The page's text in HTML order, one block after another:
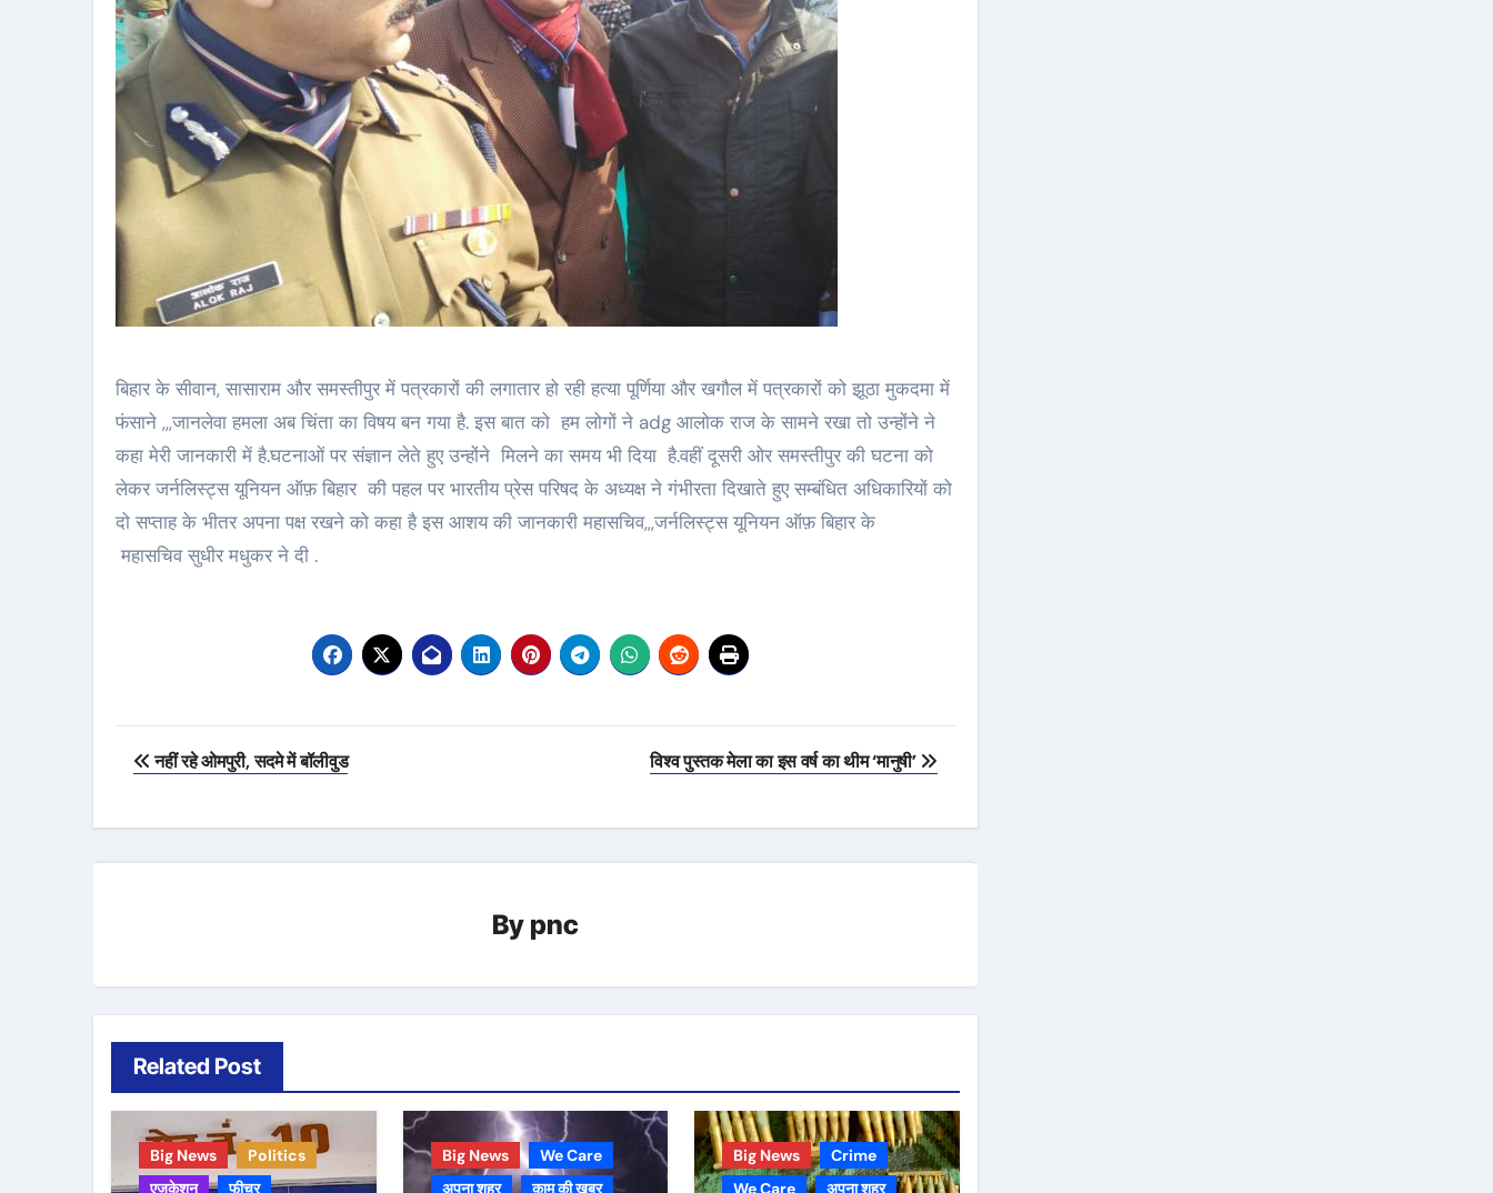
बिहार के सीवान, सासाराम और समस्तीपुर में पत्रकारों की लगातार हो रही हत्या पूर्णिया और खगौल में पत्रकारों को झूठा मुकदमा में
फंसाने ,,,जानलेवा हमला अब चिंता का विषय बन गया है. इस बात को हम लोगों ने adg आलोक राज के सामने रखा तो उन्होंने ने
कहा मेरी जानकारी में है.घटनाओं पर संज्ञान लेते हुए उन्होंने मिलने का समय भी दिया है.वहीं दूसरी ओर समस्तीपुर की घटना को
लेकर जर्नलिस्ट्स यूनियन ऑफ़ बिहार की पहल पर भारतीय प्रेस परिषद के अध्यक्ष ने गंभीरता दिखाते हुए सम्बंधित अधिकारियों को
दो सप्ताह के भीतर अपना पक्ष रखने को कहा है इस आशय की जानकारी महासचिव,,,जर्नलिस्ट्स यूनियन ऑफ़ बिहार के
महासचिव सुधीर मधुकर ने दी .
Post
नहीं रहे ओमपुरी, सदमे में बॉलीवुड विश्व पुस्तक मेला का इस वर्ष का थीम ‘मानुषी’
By pnc
Related Post
Big News
Politics
एजुकेशन
फीचर
Big News
We Care
अपना शहर
काम की ख़बर
Big News
Crime
We Care
अपना शहर